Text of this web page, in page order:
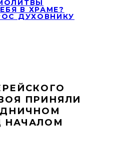
В ХРАМЕ?
ДУХОВНИКУ
ПРИНЯЛИ
НАЧАЛОМ